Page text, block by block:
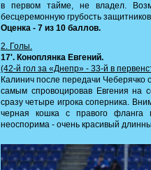
в первом тайме, не владел.
бесцеремонную грубость защитников
Оценка - 7 из 10 баллов.
2. Голы.
17'. Коноплянка Евгений.
(42-й гол за «Днепр» - 33-й в
Калинич после передачи
самым спровоцировав Евгения на
сразу четыре игрока соперника.
черная кошка с правого фланга
неоспорима - очень красивый